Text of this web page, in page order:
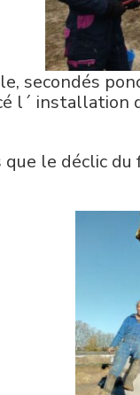
secondés
l´ installation
le déclic